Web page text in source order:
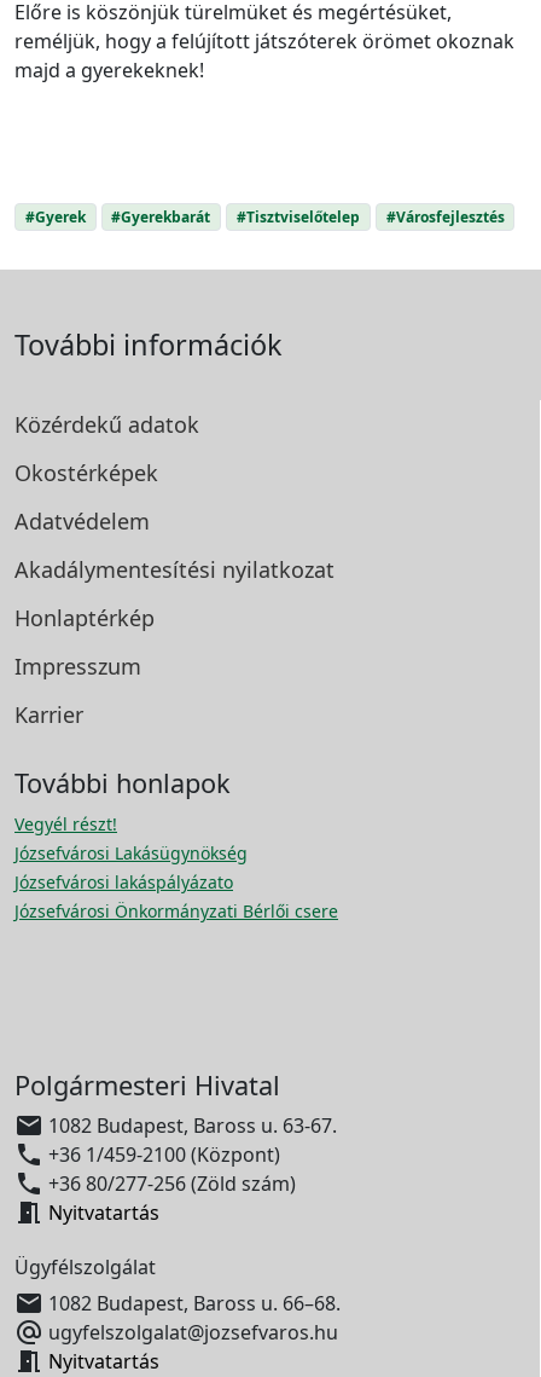
Előre is köszönjük türelmüket és megértésüket,
reméljük, hogy a felújított játszóterek örömet okoznak
majd a gyerekeknek!
#Gyerek #Gyerekbarát #Tisztviselőtelep #Városfejlesztés
További információk
Közérdekű adatok
Okostérképek
Adatvédelem
Akadálymentesítési nyilatkozat
Honlaptérkép
Impresszum
Karrier
További honlapok
Vegyél részt!
Józsefvárosi Lakásügynökség
Józsefvárosi lakáspályázato
Józsefvárosi Önkormányzati Bérlői csere
Polgármesteri Hivatal
 1082 Budapest, Baross u. 63-67.
 +36 1/459-2100 (Központ)
 +36 80/277-256 (Zöld szám)
 Nyitvatartás
Ügyfélszolgálat
 1082 Budapest, Baross u. 66–68.
 ugyfelszolgalat@jozsefvaros.hu
 Nyitvatartás